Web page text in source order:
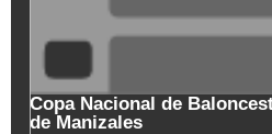
Copa Nacional de
de Manizales